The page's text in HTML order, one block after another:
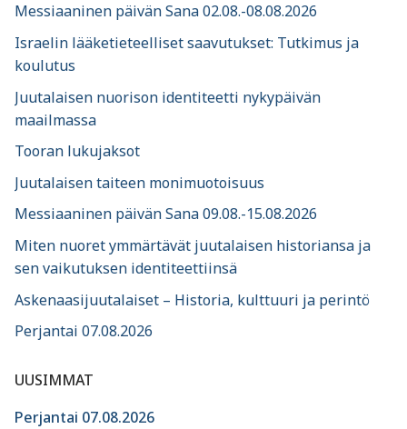
Messiaaninen päivän Sana 02.08.-08.08.2026
Israelin lääketieteelliset saavutukset: Tutkimus ja
koulutus
Juutalaisen nuorison identiteetti nykypäivän
maailmassa
Tooran lukujaksot
Juutalaisen taiteen monimuotoisuus
Messiaaninen päivän Sana 09.08.-15.08.2026
Miten nuoret ymmärtävät juutalaisen historiansa ja
sen vaikutuksen identiteettiinsä
Askenaasijuutalaiset – Historia, kulttuuri ja perintö
Perjantai 07.08.2026
UUSIMMAT
Perjantai 07.08.2026